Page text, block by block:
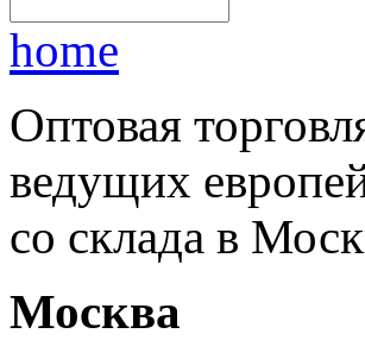
home
Оптовая
ведущих
со склада в
Москва